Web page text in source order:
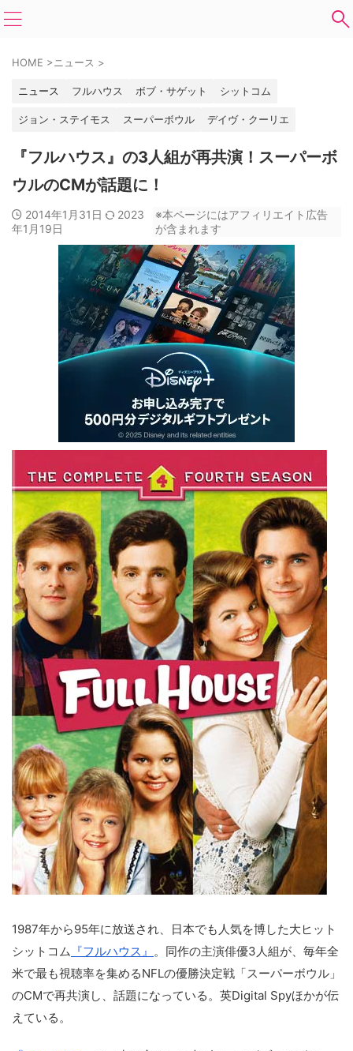
HOME >ニュース >
ニュース フルハウス ボブ・サゲット シットコム
ジョン・ステイモス スーパーボウル デイヴ・クーリエ
『フルハウス』の3人組が再共演！スーパーボ
ウルのCMが話題に！
2014年1月31日
2023
年1月19日
※本ページにはアフィリエイト広告
が含まれます
1987年から95年に放送され、日本でも人気を博した大ヒット
シットコム 『フルハウス』 。同作の主演俳優3人組が、毎年全
米で最も視聴率を集めるNFLの優勝決定戦「スーパーボウル」
のCMで再共演し、話題になっている。英Digital Spyほかが伝
えている。